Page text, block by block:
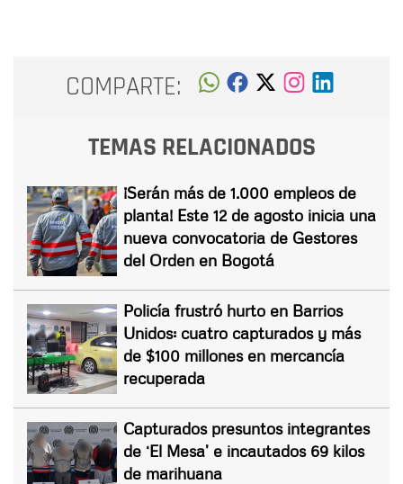
COMPARTE:
TEMAS RELACIONADOS
¡Serán más de 1.000 empleos de
planta! Este 12 de agosto inicia una
nueva convocatoria de Gestores
del Orden en Bogotá
Policía frustró hurto en Barrios
Unidos: cuatro capturados y más
de $100 millones en mercancía
recuperada
Capturados presuntos integrantes
de ‘El Mesa’ e incautados 69 kilos
de marihuana